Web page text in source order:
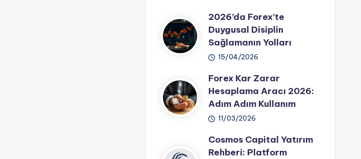
2026’da Forex’te
Duygusal Disiplin
Sağlamanın Yolları
15/04/2026
Forex Kar Zarar
Hesaplama Aracı 2026:
Adım Adım Kullanım
11/03/2026
Cosmos Capital Yatırım
Rehberi: Platform